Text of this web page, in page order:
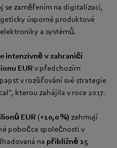
se zaměřením na digitalizaci,
úsporné produktové
a systémů.
intenzivně v zahraničí
EUR v předchozím
v rozšiřování své strategie
kterou zahájila v roce 2017.
EUR (+10,0 %) zahrnují
pobočce společnosti v
na přibližně 15